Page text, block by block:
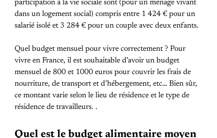
participation à la vie sociale sont (pour un ménage vivant
dans un logement social) compris entre 1 424 € pour un
salarié isolé et 3 284 € pour un couple avec deux enfants.
Quel budget mensuel pour vivre correctement ? Pour
vivre en France, il est souhaitable d’avoir un budget
mensuel de 800 et 1000 euros pour couvrir les frais de
nourriture, de transport et d’hébergement, etc… Bien sûr,
ce montant varie selon le lieu de résidence et le type de
résidence de travailleurs. .
Quel est le budget alimentaire moyen